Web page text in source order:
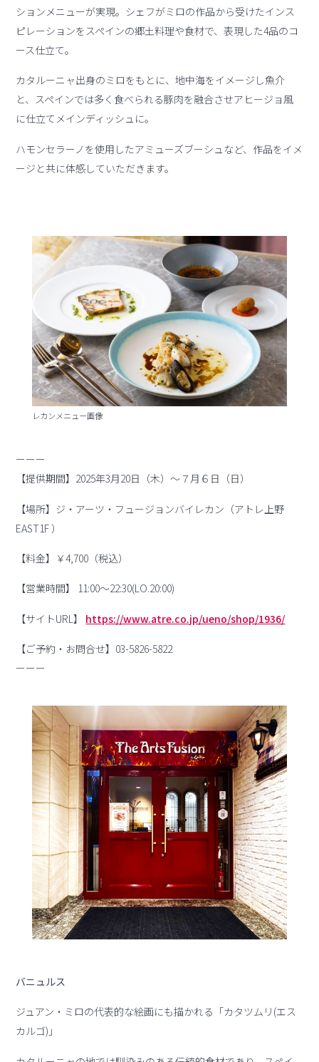
ションメニューが実現。シェフがミロの作品から受けたインス
ピレーションをスペインの郷⼟料理や⾷材で、表現した4品のコ
ース仕⽴て。
カタルーニャ出⾝のミロをもとに、地中海をイメージし⿂介
と、スペインでは多く⾷べられる豚⾁を融合させアヒージョ⾵
に仕⽴てメインディッシュに。
ハモンセラーノを使⽤したアミューズブーシュなど、作品をイメ
ージと共に体感していただきます。
レカンメニュー画像
ーーー
【提供期間】2025年3月20日（木）～７月６日（日）
【場所】ジ・アーツ・フュージョンバイレカン（アトレ上野
EAST1F ）
【料金】￥4,700（税込）
【営業時間】 11:00～22:30(LO.20:00)
【サイトURL】 https://www.atre.co.jp/ueno/shop/1936/
【ご予約・お問合せ】03-5826-5822
ーーー
バニュルス
ジュアン・ミロの代表的な絵画にも描かれる「カタツムリ(エス
カルゴ)」